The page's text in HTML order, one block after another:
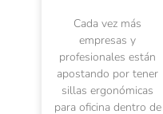
Cada vez más
empresas y
profesionales están
apostando por tener
sillas ergonómicas
para oficina dentro de